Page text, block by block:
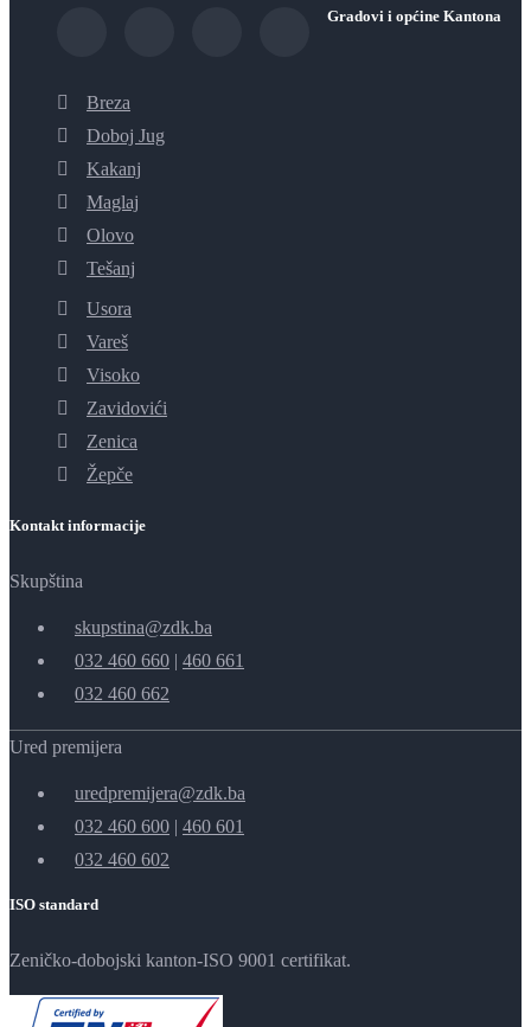
Gradovi i općine Kantona
Breza
Doboj Jug
Kakanj
Maglaj
Olovo
Tešanj
Usora
Vareš
Visoko
Zavidovići
Zenica
Žepče
Kontakt informacije
Skupština
skupstina@zdk.ba
032 460 660 | 460 661
032 460 662
Ured premijera
uredpremijera@zdk.ba
032 460 600 | 460 601
032 460 602
ISO standard
Zeničko-dobojski kanton-ISO 9001 certifikat.